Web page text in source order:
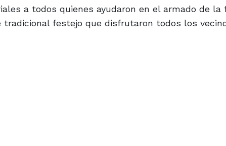
a todos quienes ayudaron en el armado de
festejo que disfrutaron todos los